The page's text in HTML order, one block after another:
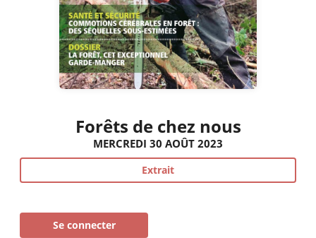
Forêts de chez nous
MERCREDI 30 AOÛT 2023
Extrait
Se connecter